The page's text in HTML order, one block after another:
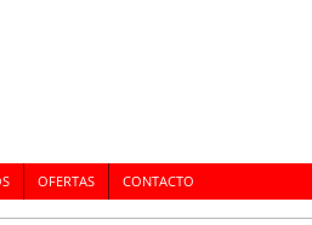
OFERTAS CONTACTO